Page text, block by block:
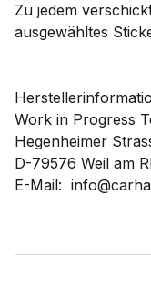
Zu jedem
ausgewähltes
Work in Progress
Hegenheimer
D-79576 Weil am
E-Mail: